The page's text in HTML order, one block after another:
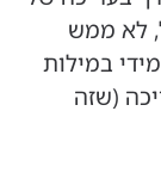
לא ממש
במילות
(שזה